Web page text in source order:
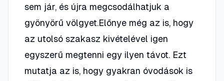
sem jár, és újra megcsodálhatjuk a
gyönyörű völgyet.Előnye még az is, hogy
az utolsó szakasz kivételével igen
egyszerű megtenni egy ilyen távot. Ezt
mutatja az is, hogy gyakran óvodások is